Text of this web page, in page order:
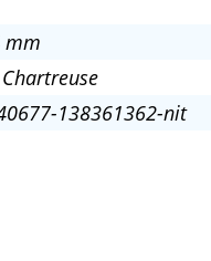
mm
138361362-nit